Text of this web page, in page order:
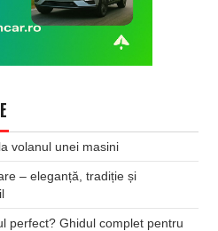
volanul unei masini
– eleganță, tradiție și
perfect? Ghidul complet pentru